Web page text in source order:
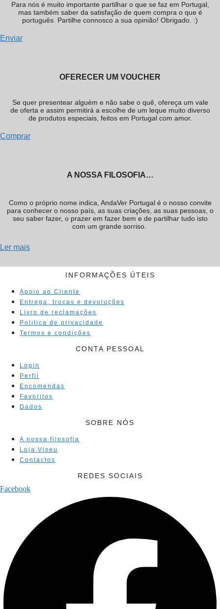
Para nós é muito importante partilhar o que se faz em Portugal,
mas também saber da satisfação de quem compra o que é
português. Partilhe connosco a sua opinião! Obrigado. :)
Enviar
OFERECER UM VOUCHER
Se quer presentear alguém e não sabe o quê, ofereça um vale
de oferta e assim permitirá a escolhe de um leque muito diverso
de produtos especiais, feitos em Portugal com amor.
Comprar
A NOSSA FILOSOFIA…
Como o próprio nome indica, AndaVer Portugal é o nosso convite
para conhecer o nosso país, as suas criações, as suas pessoas, o
seu saber fazer, o prazer em fazer bem e de partilhar tudo isto
com um grande sorriso.
Ler mais
INFORMAÇÕES ÚTEIS
Apoio ao Cliente
Entrega, trocas e devoluções
Livro de reclamações
Politica de privacidade
Termos e condições
CONTA PESSOAL
Login
Perfil
Encomendas
Favoritos
Dados
SOBRE NÓS
A nossa filosofia
Loja Viseu
Contactos
REDES SOCIAIS
Facebook